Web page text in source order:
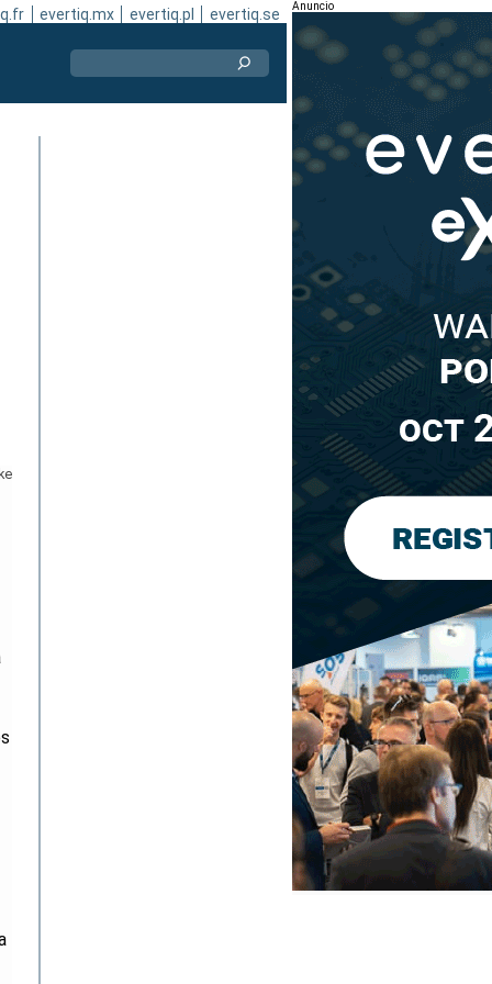
evertiq.mx evertiq.pl evertiq.se Anuncio